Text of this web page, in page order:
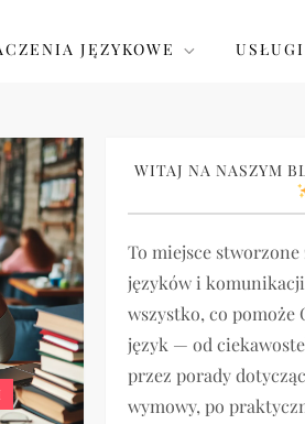
JĘZYKOWE
WITAJ NA NASZYM
To miejsce stworzone
języków i
wszystko, co pomoże
język — od
przez porady
wymowy, po